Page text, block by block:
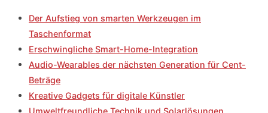
Der Aufstieg von smarten Werkzeugen im
Taschenformat
Erschwingliche Smart-Home-Integration
Audio-Wearables der nächsten Generation für Cent-
Beträge
Kreative Gadgets für digitale Künstler